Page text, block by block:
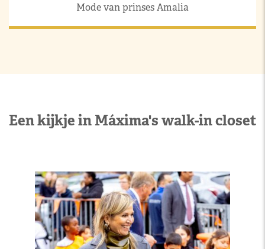
Mode van prinses Amalia
Een kijkje in Máxima's walk-in closet